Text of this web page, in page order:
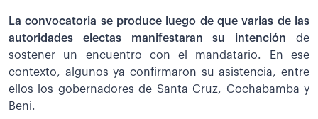
La convocatoria se produce luego de que varias de las
autoridades electas manifestaran su intención de
sostener un encuentro con el mandatario. En ese
contexto, algunos ya confirmaron su asistencia, entre
ellos los gobernadores de Santa Cruz, Cochabamba y
Beni.